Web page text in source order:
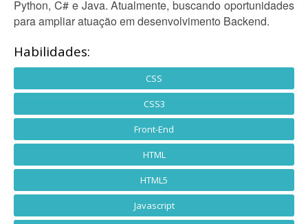
Python, C# e Java. Atualmente, buscando oportunidades
para ampliar atuação em desenvolvimento Backend.
Habilidades:
CSS
CSS3
Front-End
HTML
HTML5
Javascript